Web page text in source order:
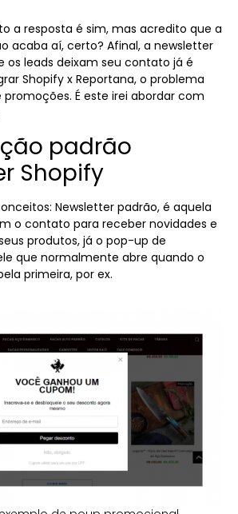
a resposta é sim, mas acredito que a
acaba aí, certo? Afinal, a newsletter
os leads deixam seu contato já é
Shopify x Reportana, o problema
É este irei abordar com
padrão
Shopify
Newsletter padrão, é aquela
o contato para receber novidades e
produtos, já o pop-up de
que normalmente abre quando o
primeira, por ex.